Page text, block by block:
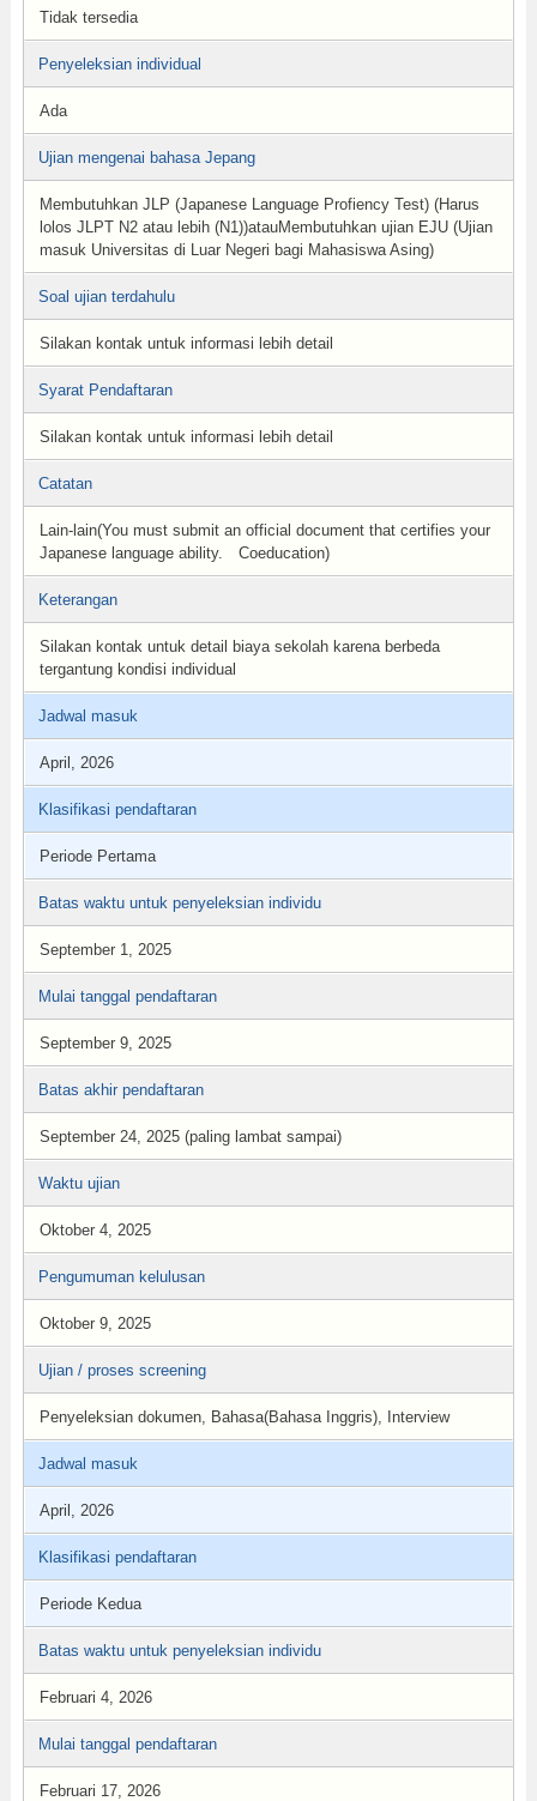
Tidak tersedia
Penyeleksian individual
Ada
Ujian mengenai bahasa Jepang
Membutuhkan JLP (Japanese Language Profiency Test) (Harus
lolos JLPT N2 atau lebih (N1))atauMembutuhkan ujian EJU (Ujian
masuk Universitas di Luar Negeri bagi Mahasiswa Asing)
Soal ujian terdahulu
Silakan kontak untuk informasi lebih detail
Syarat Pendaftaran
Silakan kontak untuk informasi lebih detail
Catatan
Lain-lain(You must submit an official document that certifies your
Japanese language ability. Coeducation)
Keterangan
Silakan kontak untuk detail biaya sekolah karena berbeda
tergantung kondisi individual
Jadwal masuk
April, 2026
Klasifikasi pendaftaran
Periode Pertama
Batas waktu untuk penyeleksian individu
September 1, 2025
Mulai tanggal pendaftaran
September 9, 2025
Batas akhir pendaftaran
September 24, 2025 (paling lambat sampai)
Waktu ujian
Oktober 4, 2025
Pengumuman kelulusan
Oktober 9, 2025
Ujian / proses screening
Penyeleksian dokumen, Bahasa(Bahasa Inggris), Interview
Jadwal masuk
April, 2026
Klasifikasi pendaftaran
Periode Kedua
Batas waktu untuk penyeleksian individu
Februari 4, 2026
Mulai tanggal pendaftaran
Februari 17, 2026